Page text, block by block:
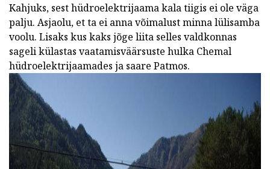
Kahjuks, sest hüdroelektrijaama kala tiigis ei ole väga
palju. Asjaolu, et ta ei anna võimalust minna lülisamba
voolu. Lisaks kus kaks jõge liita selles valdkonnas
sageli külastas vaatamisväärsuste hulka Chemal
hüdroelektrijaamades ja saare Patmos.